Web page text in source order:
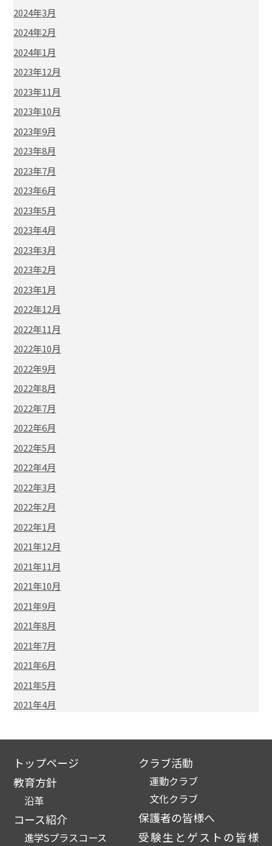
2024年3月
2024年2月
2024年1月
2023年12月
2023年11月
2023年10月
2023年9月
2023年8月
2023年7月
2023年6月
2023年5月
2023年4月
2023年3月
2023年2月
2023年1月
2022年12月
2022年11月
2022年10月
2022年9月
2022年8月
2022年7月
2022年6月
2022年5月
2022年4月
2022年3月
2022年2月
2022年1月
2021年12月
2021年11月
2021年10月
2021年9月
2021年8月
2021年7月
2021年6月
2021年5月
2021年4月
トップページ
教育方針
沿革
コース紹介
進学Sプラスコース
クラブ活動
運動クラブ
文化クラブ
保護者の皆様へ
受験生とゲストの皆様